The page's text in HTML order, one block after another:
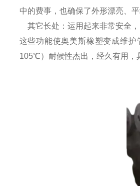
中的费事，也确保了外形漂亮、
其它长处：运用起来非常安全，
这些功能使奥美斯橡塑变成维
105℃）耐候性杰出，经久有用，